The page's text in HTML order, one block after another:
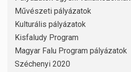
Művészeti pályázatok
Kulturális pályázatok
Kisfaludy Program
Magyar Falu Program pályázatok
Széchenyi 2020